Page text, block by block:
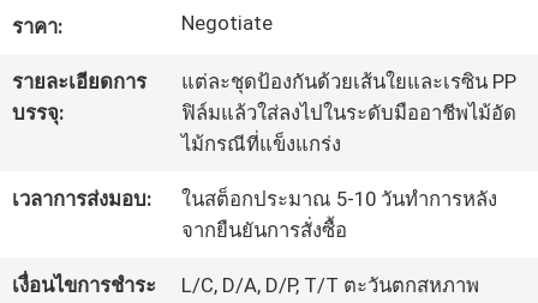
คุณภาพ
ติดต่อ
ราคา: Negotiate
รายละเอียดการ
บรรจุ:
แต่ละชุดป้องกันด้วยเส้นใยและเรซิน PP
ฟิล์มแล้วใส่ลงไปในระดับมืออาชีพไม้อัด
ไม้กรณีที่แข็งแกร่ง
เวลาการส่งมอบ:
ในสต็อกประมาณ 5-10 วันทำการหลัง
จากยืนยันการสั่งซื้อ
เงื่อนไขการชำระ
L/C, D/A, D/P, T/T ตะวันตกสหภาพ